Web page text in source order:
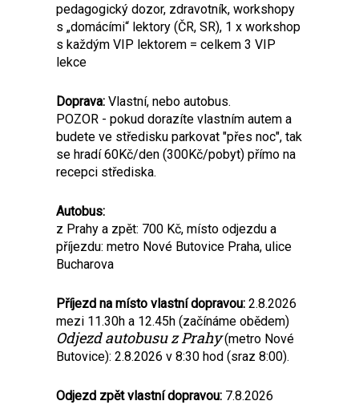
pedagogický dozor, zdravotník, workshopy
s „domácími“ lektory (ČR, SR), 1 x workshop
s každým VIP lektorem = celkem 3 VIP
lekce
Doprava:Vlastní, nebo autobus.
POZOR - pokud dorazíte vlastním autem a
budete ve středisku parkovat "přes noc", tak
se hradí 60Kč/den (300Kč/pobyt) přímo na
recepci střediska.
Autobus:
z Prahy a zpět: 700 Kč, místo odjezdu a
příjezdu: metro Nové Butovice Praha, ulice
Bucharova
Příjezd na místo vlastní dopravou:2.8.2026
mezi 11.30h a 12.45h (začínáme obědem)
Odjezd autobusu z Prahy(metro Nové
Butovice): 2.8.2026 v 8:30 hod (sraz 8:00).
Odjezd zpět vlastní dopravou: 7.8.2026